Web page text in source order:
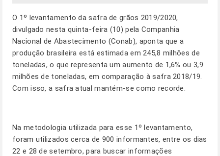
O 1º levantamento da safra de grãos 2019/2020,
divulgado nesta quinta-feira (10) pela Companhia
Nacional de Abastecimento (Conab), aponta que a
produção brasileira está estimada em 245,8 milhões de
toneladas, o que representa um aumento de 1,6% ou 3,9
milhões de toneladas, em comparação à safra 2018/19.
Com isso, a safra atual mantém-se como recorde.
Na metodologia utilizada para esse 1º levantamento,
foram utilizados cerca de 900 informantes, entre os dias
22 e 28 de setembro, para buscar informações